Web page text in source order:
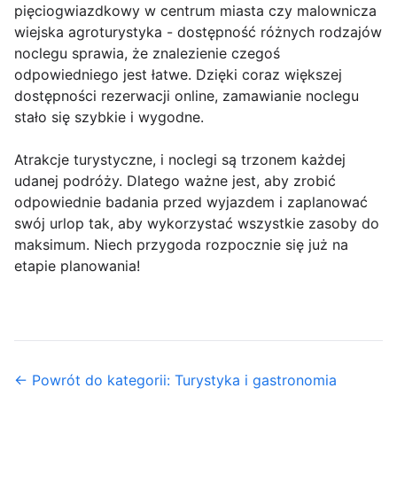
pięciogwiazdkowy w centrum miasta czy malownicza
wiejska agroturystyka - dostępność różnych rodzajów
noclegu sprawia, że ​​znalezienie czegoś
odpowiedniego jest łatwe. Dzięki coraz większej
dostępności rezerwacji online, zamawianie noclegu
stało się szybkie i wygodne.
Atrakcje turystyczne, i noclegi są trzonem każdej
udanej podróży. Dlatego ważne jest, aby zrobić
odpowiednie badania przed wyjazdem i zaplanować
swój urlop tak, aby wykorzystać wszystkie zasoby do
maksimum. Niech przygoda rozpocznie się już na
etapie planowania!
← Powrót do kategorii: Turystyka i gastronomia